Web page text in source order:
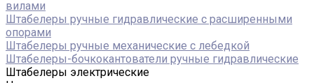
вилами
Штабелеры ручные гидравлические с расширенными
опорами
Штабелеры ручные механические с лебедкой
Штабелеры-бочкокантователи ручные гидравлические
Штабелеры электрические